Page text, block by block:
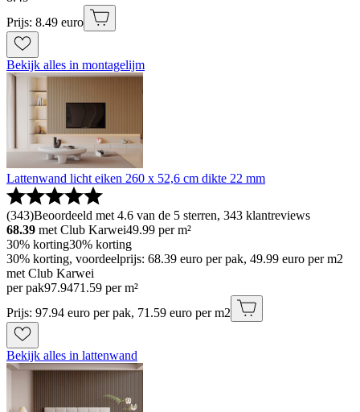
Prijs: 8.49 euro
Bekijk alles in montagelijm
Lattenwand licht eiken 260 x 52,6 cm dikte 22 mm
(343)Beoordeeld met 4.6 van de 5 sterren, 343 klantreviews
68.39 met Club Karwei49.99 per m²
30% korting30% korting
30% korting, voordeelprijs: 68.39 euro per pak, 49.99 euro per m2
met Club Karwei
per pak97.9471.59 per m²
Prijs: 97.94 euro per pak, 71.59 euro per m2
Bekijk alles in lattenwand